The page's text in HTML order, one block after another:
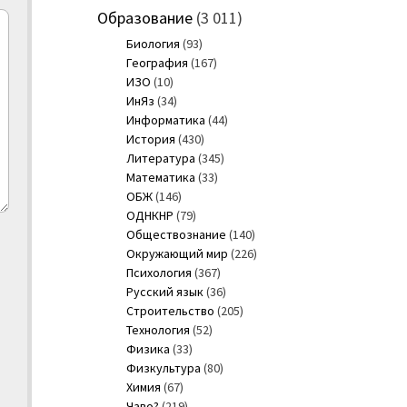
Образование(3 011)
Биология (93)
География (167)
ИЗО (10)
ИнЯз (34)
Информатика (44)
История (430)
Литература (345)
Математика (33)
ОБЖ(146)
ОДНКНР (79)
Обществознание (140)
Окружающий мир (226)
Психология (367)
Русский язык(36)
Строительство (205)
Технология (52)
Физика (33)
Физкультура (80)
Химия (67)